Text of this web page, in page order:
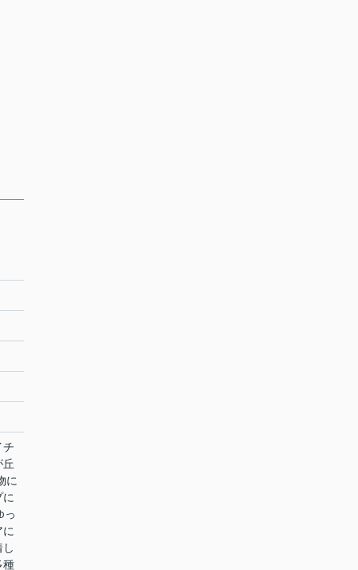
チ
丘
に
っ
種